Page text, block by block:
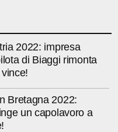
2022: impresa
di Biaggi rimonta
Bretagna 2022:
un capolavoro a